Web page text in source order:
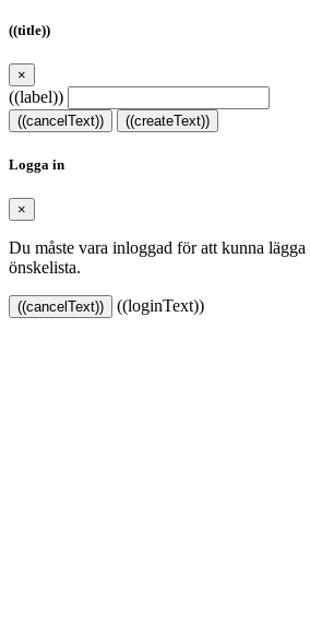
((title))
×
((label))
((cancelText)) ((createText))
Logga in
×
Du måste vara inloggad för att kunna
önskelista.
((cancelText)) ((loginText))